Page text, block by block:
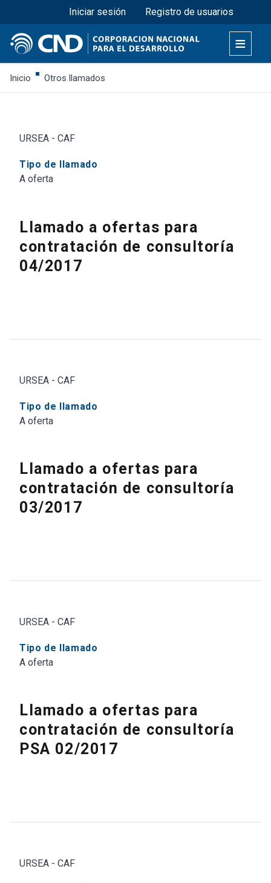
Pasar
al
contenido
principal
Menú superior
Iniciar sesión Registro de usuarios
Inicio Otros llamados
URSEA - CAF
Tipo de llamado
A oferta
Llamado a ofertas para
contratación de consultoría
04/2017
URSEA - CAF
Tipo de llamado
A oferta
Llamado a ofertas para
contratación de consultoría
03/2017
URSEA - CAF
Tipo de llamado
A oferta
Llamado a ofertas para
contratación de consultoría
PSA 02/2017
URSEA - CAF